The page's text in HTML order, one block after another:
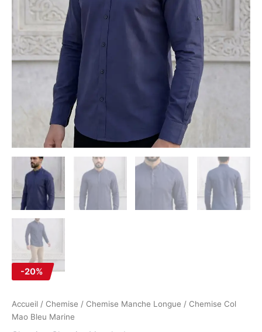
-20%
Accueil / Chemise / Chemise Manche Longue / Chemise Col
Mao Bleu Marine